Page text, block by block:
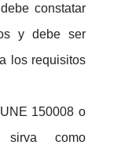
constatar
y debe ser
los requisitos
150008 o
sirva como